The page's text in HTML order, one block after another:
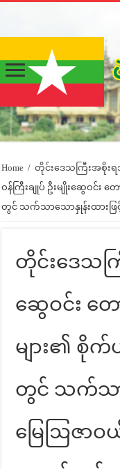
Home / တိုင်းဒေသကြီးအစိုးရ
ဝန်ကြီးချုပ် ဦးမျိုးဆွေဝင်း
တွင် သက်သာသောနှုန်းထားဖြ
တိုင်းဒေသကြီ
ဆွေဝင်း တ
များ၏ စိုက်ပ
တွင် သက်သာ
မြေဩဇာဝ